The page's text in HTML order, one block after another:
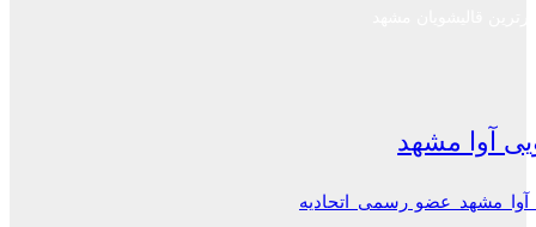
آوا مشهد
آوا مشهد عضو رسمی اتحادیه